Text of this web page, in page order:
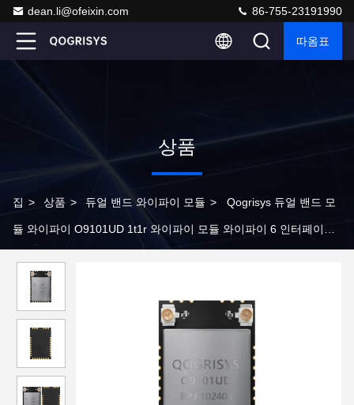
dean.li@ofeixin.com 86-755-23191990
따옴표
상품
집 > 상품 > 듀얼 밴드 와이파이 모듈 > Qogrisys 듀얼 밴드 모
듈 와이파이 O9101UD 1t1r 와이파이 모듈 와이파이 6 인터페이스